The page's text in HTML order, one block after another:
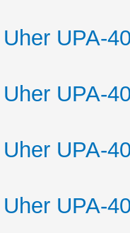
UPA-
UPA-
UPA-
UPA-